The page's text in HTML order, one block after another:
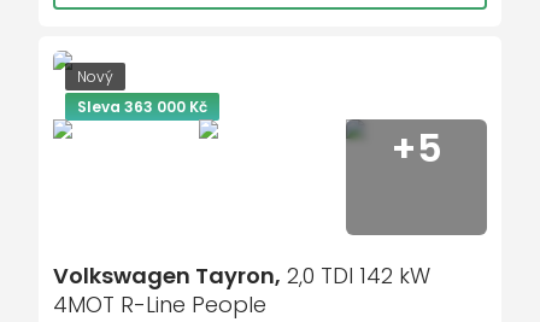
multifunkční volant
nastavitelný volant
originál autorádio
paměť nastavení sedadla řidiče
parkovací kamera
Nový
Sleva 363 000 Kč
+5
Volkswagen Tayron, 2,0 TDI 142 kW
4MOT R-Line People